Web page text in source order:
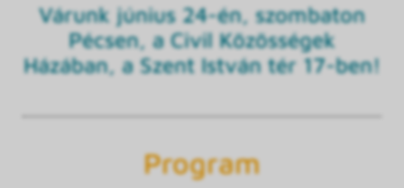
Várunk június 24-én, szombaton
Pécsen, a Civil Közösségek
Házában, a Szent István tér 17-ben!
Program